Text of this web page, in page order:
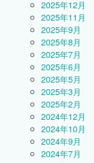
2025年12月
2025年11月
2025年9月
2025年8月
2025年7月
2025年6月
2025年5月
2025年3月
2025年2月
2024年12月
2024年10月
2024年9月
2024年7月